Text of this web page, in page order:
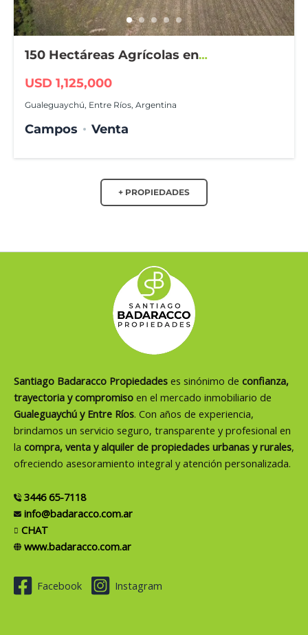
150 Hectáreas Agrícolas en
USD 1,125,000
Gualeguaychú, Entre Ríos, Argentina
Campos Venta
+ PROPIEDADES
Santiago Badaracco Propiedades es sinónimo de confianza,
trayectoria y compromiso en el mercado inmobiliario de
Gualeguaychú y Entre Ríos. Con años de experiencia,
brindamos un servicio seguro, transparente y profesional en
la compra, venta y alquiler de propiedades urbanas y rurales,
ofreciendo asesoramiento integral y atención personalizada.
3446 65-7118
info@badaracco.com.ar
CHAT
www.badaracco.com.ar
Facebook Instagram